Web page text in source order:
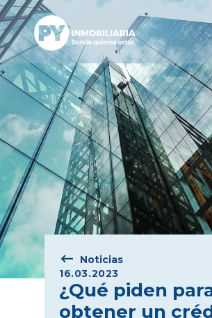
Noticias
16.03.2023
¿Qué piden
obtener un